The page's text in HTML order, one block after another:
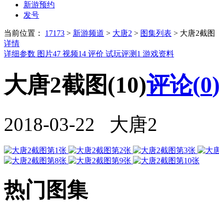
新游预约
发号
当前位置： 17173 > 新游频道 > 大唐2 > 图集列表 > 大唐2截图
详情
详细参数 图片47 视频14 评价 试玩评测 1 游戏资料
大唐2截图(10)评论(0
2018-03-22 大唐2
热门图集